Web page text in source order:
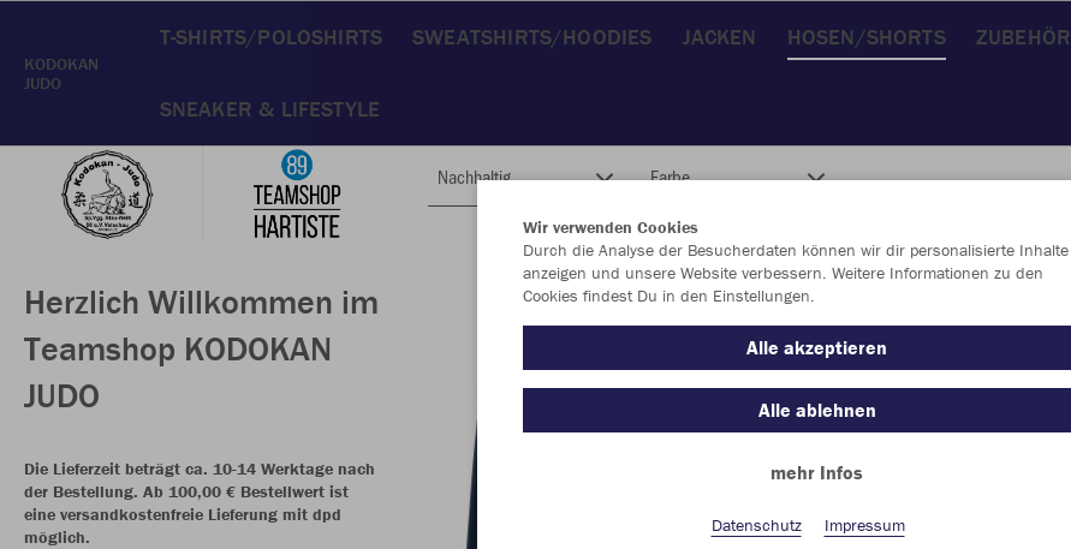
KODOKAN
JUDO
T-SHIRTS/POLOSHIRTS SWEATSHIRTS/HOODIES JACKEN HOSEN/SHORTS ZUBEHÖR
SNEAKER & LIFESTYLE
Herzlich Willkommen im
Teamshop KODOKAN
JUDO
Die Lieferzeit beträgt ca. 10-14 Werktage nach
der Bestellung. Ab 100,00 € Bestellwert ist
eine versandkostenfreie Lieferung mit dpd
möglich.
Nachhaltig Farbe
Wir verwenden Cookies
Durch die Analyse der Besucherdaten können wir dir personalisierte Inhalte
anzeigen und unsere Website verbessern. Weitere Informationen zu den
Cookies findest Du in den Einstellungen.
Alle akzeptieren
Alle ablehnen
mehr Infos
Datenschutz Impressum